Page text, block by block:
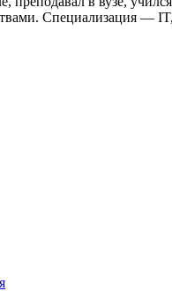
Специализация —